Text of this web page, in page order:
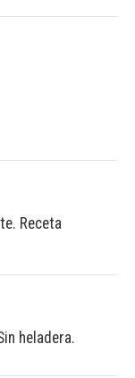
Receta
heladera.